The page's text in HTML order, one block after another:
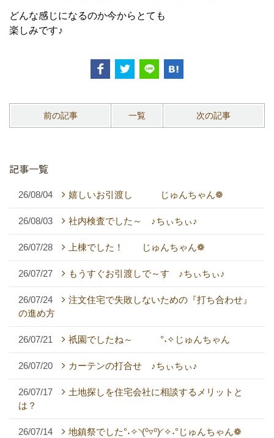
どんな感じになるのか今からとても
楽しみです♪
前の記事 一覧 次の記事
記事一覧
26/08/04 嬉しいお引渡し じゅんちゃん❁
26/08/03 社内検査でした～ ♪ちぃちぃ♪
26/07/28 上棟でした！ じゅんちゃん❁
26/07/27 もうすぐお引渡しで～す ♪ちぃちぃ♪
26/07/24
注文住宅で失敗しないための『打ち合わせ』
の進め方
26/07/21 祇園でしたね～ °˖✧じゅんちゃん
26/07/20 カーテンの打合せ ♪ちぃちぃ♪
26/07/17
土地探しを住宅会社に相談するメリットと
は？
26/07/14 地鎮祭でした°˖✧◝(⁰▿⁰)◜✧˖°じゅんちゃん❁